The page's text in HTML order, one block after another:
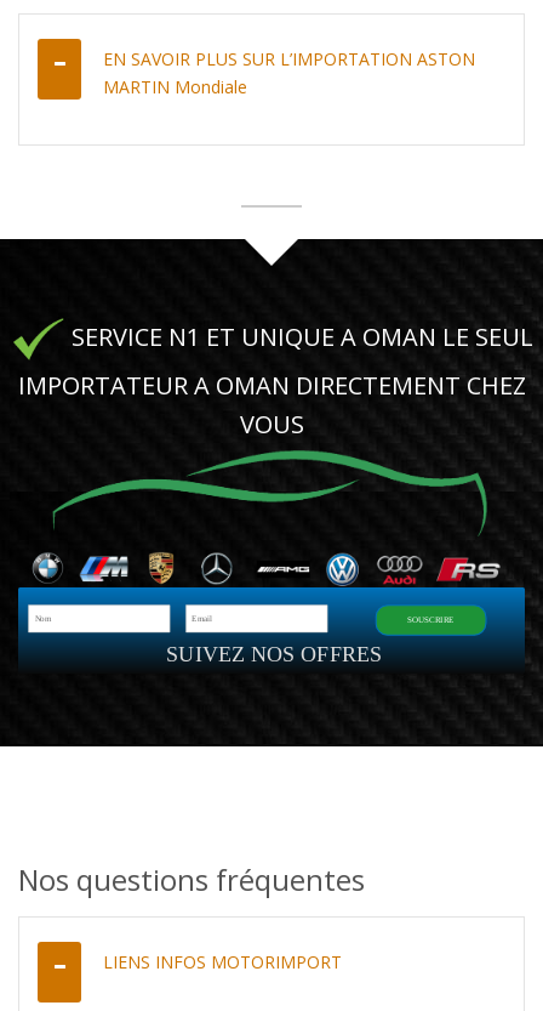
EN SAVOIR PLUS SUR L’IMPORTATION ASTON
MARTIN Mondiale
SERVICE N1 ET UNIQUE A OMAN LE SEUL
IMPORTATEUR A OMAN DIRECTEMENT CHEZ
VOUS
SUIVEZ NOS OFFRES
SOUSCRIRE
Nos questions fréquentes
LIENS INFOS MOTORIMPORT